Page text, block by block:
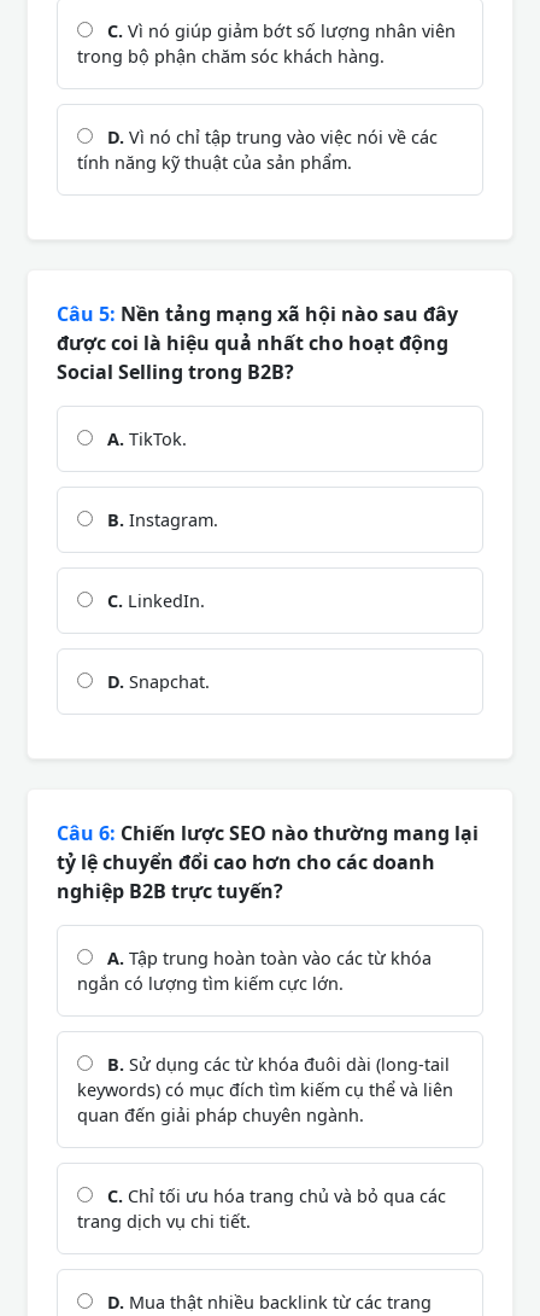
C. Vì nó giúp giảm bớt số lượng nhân viên
trong bộ phận chăm sóc khách hàng.
D. Vì nó chỉ tập trung vào việc nói về các
tính năng kỹ thuật của sản phẩm.
Câu 5: Nền tảng mạng xã hội nào sau đây
được coi là hiệu quả nhất cho hoạt động
Social Selling trong B2B?
A. TikTok.
B. Instagram.
C. LinkedIn.
D. Snapchat.
Câu 6: Chiến lược SEO nào thường mang lại
tỷ lệ chuyển đổi cao hơn cho các doanh
nghiệp B2B trực tuyến?
A. Tập trung hoàn toàn vào các từ khóa
ngắn có lượng tìm kiếm cực lớn.
B. Sử dụng các từ khóa đuôi dài (long-tail
keywords) có mục đích tìm kiếm cụ thể và liên
quan đến giải pháp chuyên ngành.
C. Chỉ tối ưu hóa trang chủ và bỏ qua các
trang dịch vụ chi tiết.
D. Mua thật nhiều backlink từ các trang